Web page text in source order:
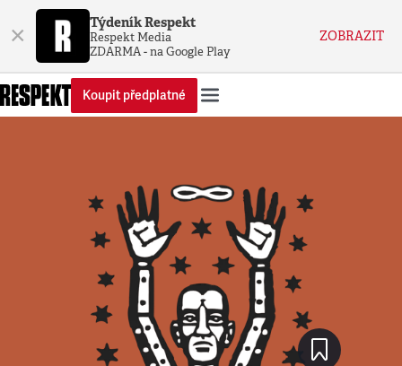
× Týdeník Respekt
Respekt Media
ZDARMA - na Google Play
ZOBRAZIT
Koupit předplatné